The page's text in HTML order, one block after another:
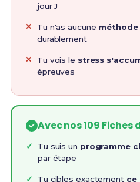
jour J
Tu n'as aucune méthode
durablement
Tu vois le stress
épreuves
Avec nos 109 Fiches
Tu suis un programme
par étape
Tu cibles exactement ce